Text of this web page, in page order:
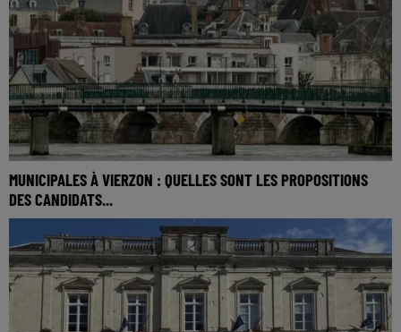
MUNICIPALES À VIERZON : QUELLES SONT LES PROPOSITIONS
DES CANDIDATS...